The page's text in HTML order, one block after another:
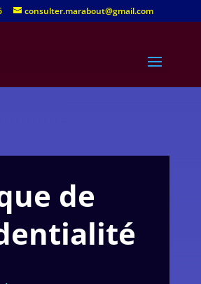
consulter.marabout@gmail.com
de